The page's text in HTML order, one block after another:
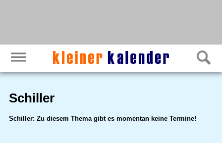
Schiller
Schiller: Zu diesem Thema gibt es momentan keine Termine!